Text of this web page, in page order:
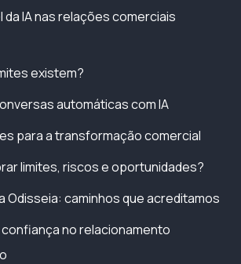
da IA nas relações comerciais
existem?
automáticas com IA
para a transformação comercial
limites, riscos e oportunidades?
Odisseia: caminhos que acreditamos
no relacionamento